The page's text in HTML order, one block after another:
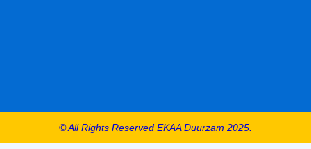
© All Rights Reserved EKAA Duurzam 2025.